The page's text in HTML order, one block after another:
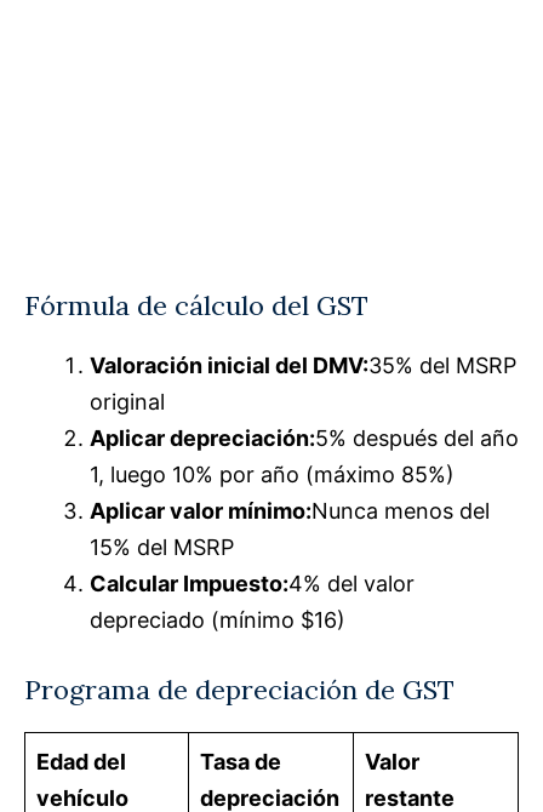
Fórmula de cálculo del GST
Valoración inicial del DMV:35% del MSRP
original
Aplicar depreciación:5% después del año
1, luego 10% por año (máximo 85%)
Aplicar valor mínimo:Nunca menos del
15% del MSRP
Calcular Impuesto:4% del valor
depreciado (mínimo $16)
Programa de depreciación de GST
Edad del
vehículo
Tasa de
depreciación
Valor
restante